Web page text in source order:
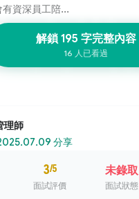
資深員工陪...
解鎖 195 字完整內容
16 人已看過
理師
分享
3/5
面試評價
未錄取
面試狀態